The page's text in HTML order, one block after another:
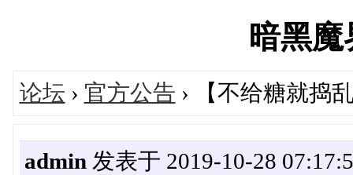
暗黑
论坛 › 官方公告 › 【不给糖就捣
admin 发表于 2019-10-28